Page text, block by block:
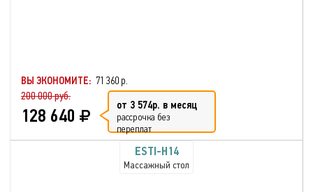
ВЫ ЭКОНОМИТЕ: 71 360 р.
200 000 руб.
128 640 от 3 574р. в месяц
рассрочка без
переплат
ESTI-H14
Массажный стол